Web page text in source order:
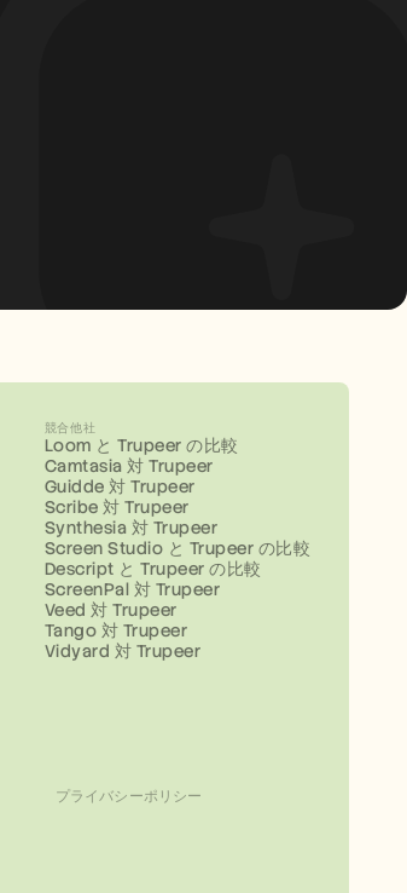
競合他社
Loom と Trupeer の比較
Camtasia 対 Trupeer
Guidde 対 Trupeer
Scribe 対 Trupeer
Synthesia 対 Trupeer
Screen Studio と Trupeer の比較
Descript と Trupeer の比較
ScreenPal 対 Trupeer
Veed 対 Trupeer
Tango 対 Trupeer
Vidyard 対 Trupeer
プライバシーポリシー